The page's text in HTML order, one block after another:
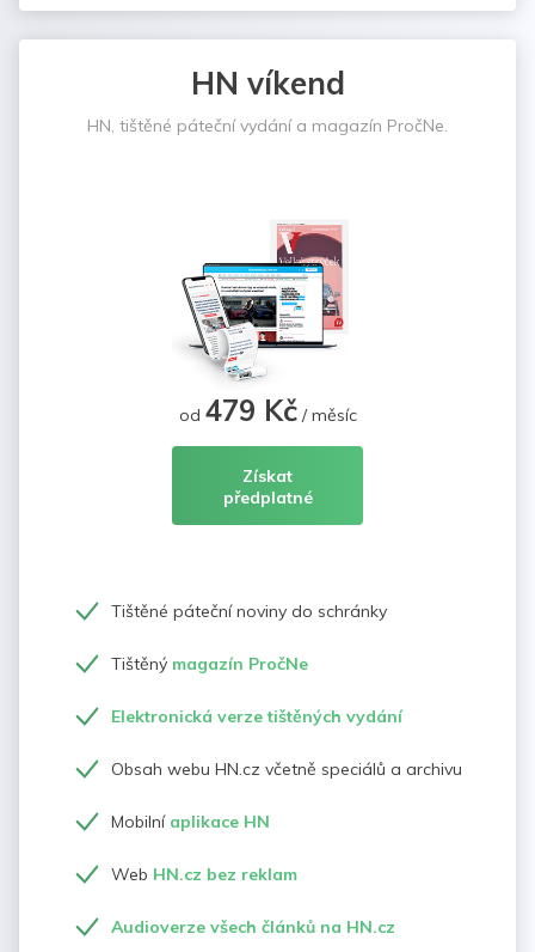
HN víkend
HN, tištěné páteční vydání a magazín PročNe.
od 479 Kč/ měsíc
Získat
předplatné
Tištěné páteční noviny do schránky
Tištěný magazín PročNe
Elektronická verze tištěných vydání
Obsah webu HN.cz včetně speciálů a archivu
Mobilní aplikace HN
Web HN.cz bez reklam
Audioverze všech článků na HN.cz